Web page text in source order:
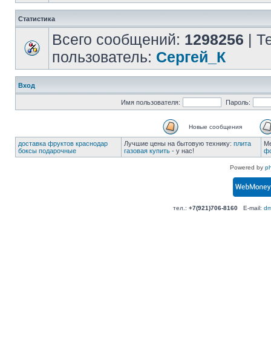
Статистика
Всего сообщений: 1298256 |
пользователь: Сергей_К
Вход
Имя пользователя: Пароль:
Новые сообщения
доставка фруктов краснодар
боксы подарочные
Лучшие цены на бытовую технику: плита
газовая купить - у нас!
Powered by
тел.: +7(921)706-8160E-mail: